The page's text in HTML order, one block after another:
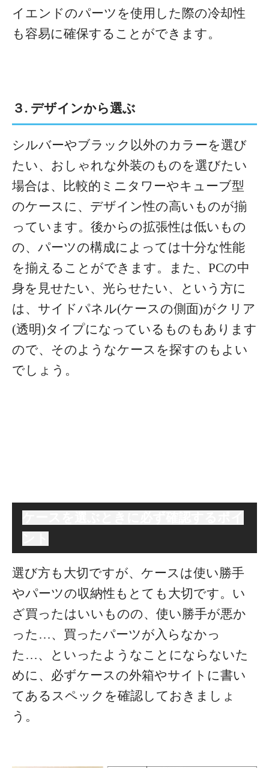
イエンドのパーツを使用した際の冷却性
も容易に確保することができます。
３. デザインから選ぶ
シルバーやブラック以外のカラーを選び
たい、おしゃれな外装のものを選びたい
場合は、比較的ミニタワーやキューブ型
のケースに、デザイン性の高いものが揃
っています。後からの拡張性は低いもの
の、パーツの構成によっては十分な性能
を揃えることができます。また、PCの中
身を見せたい、光らせたい、という方に
は、サイドパネル(ケースの側面)がクリア
(透明)タイプになっているものもあります
ので、そのようなケースを探すのもよい
でしょう。
選び方も大切ですが、ケースは使い勝手
やパーツの収納性もとても大切です。い
ざ買ったはいいものの、使い勝手が悪か
った…、買ったパーツが入らなかっ
た…、といったようなことにならないた
めに、必ずケースの外箱やサイトに書い
てあるスペックを確認しておきましょ
う。